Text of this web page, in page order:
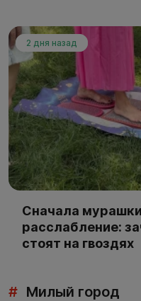
2 дня назад
Сначала
расслабление:
стоят на гвоздях
# Милый город